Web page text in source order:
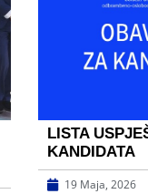
LISTA
KANDIDATA
19 Maja, 2026